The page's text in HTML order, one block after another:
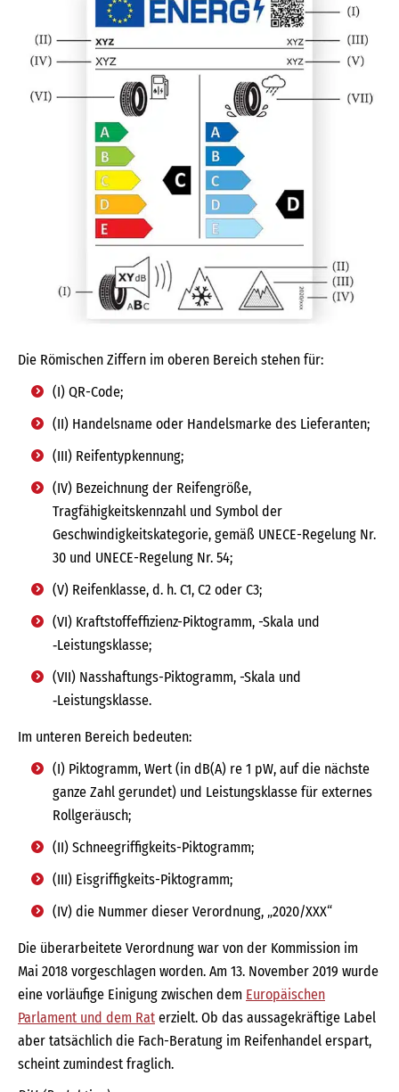
Die Römischen Ziffern im oberen Bereich stehen für:
(I) QR-Code;
(II) Handelsname oder Handelsmarke des Lieferanten;
(III) Reifentypkennung;
(IV) Bezeichnung der Reifengröße,
Tragfähigkeitskennzahl und Symbol der
Geschwindigkeitskategorie, gemäß UNECE-Regelung Nr.
30 und UNECE-Regelung Nr. 54;
(V) Reifenklasse, d. h. C1, C2 oder C3;
(VI) Kraftstoffeffizienz-Piktogramm, -Skala und
‑Leistungsklasse;
(VII) Nasshaftungs-Piktogramm, -Skala und
‑Leistungsklasse.
Im unteren Bereich bedeuten:
(I) Piktogramm, Wert (in dB(A) re 1 pW, auf die nächste
ganze Zahl gerundet) und Leistungsklasse für externes
Rollgeräusch;
(II) Schneegriffigkeits-Piktogramm;
(III) Eisgriffigkeits-Piktogramm;
(IV) die Nummer dieser Verordnung, „2020/XXX“
Die überarbeitete Verordnung war von der Kommission im
Mai 2018 vorgeschlagen worden. Am 13. November 2019 wurde
eine vorläufige Einigung zwischen dem Europäischen
Parlament und dem Rat erzielt. Ob das aussagekräftige Label
aber tatsächlich die Fach-Beratung im Reifenhandel erspart,
scheint zumindest fraglich.